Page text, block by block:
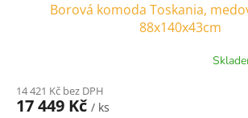
Borová komoda Toskania,
88x140x43cm
14 421 Kč bez DPH
17 449 Kč / ks